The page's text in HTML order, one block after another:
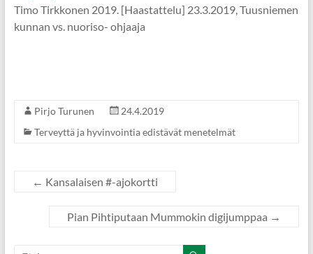
Timo Tirkkonen 2019. [Haastattelu] 23.3.2019, Tuusniemen
kunnan vs. nuoriso- ohjaaja
Pirjo Turunen
24.4.2019
Terveyttä ja hyvinvointia edistävät menetelmät
← Kansalaisen #-ajokortti
Pian Pihtiputaan Mummokin digijumppaa →